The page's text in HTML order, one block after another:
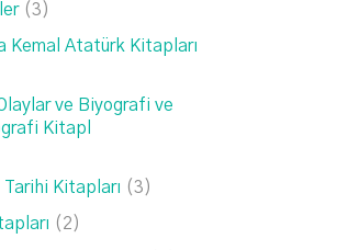
(3)
Kemal Atatürk Kitapları
ve Biyografi ve
Kitapl
Tarihi Kitapları (3)
(2)